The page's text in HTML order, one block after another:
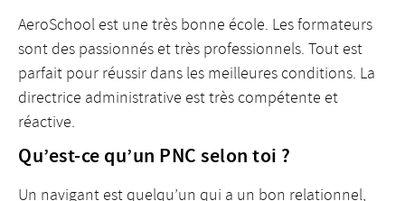
AeroSchool est une très bonne école. Les formateurs
sont des passionnés et très professionnels. Tout est
parfait pour réussir dans les meilleures conditions. La
directrice administrative est très compétente et
réactive.
Qu’est-ce qu’un PNC selon toi ?
Un navigant est quelqu’un qui a un bon relationnel,